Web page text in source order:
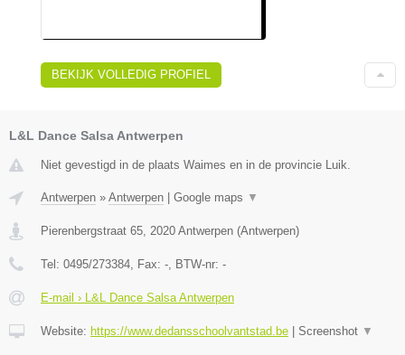
BEKIJK VOLLEDIG PROFIEL
L&L Dance Salsa Antwerpen
Niet gevestigd in de plaats Waimes en in de provincie Luik.
Antwerpen » Antwerpen | Google maps ▼
Pierenbergstraat 65 2020 Antwerpen (Antwerpen)
Tel: 0495/273384 , Fax: - , BTW-nr: -
E-mail › L&L Dance Salsa Antwerpen
Website: https://www.dedansschoolvantstad.be | Screenshot ▼